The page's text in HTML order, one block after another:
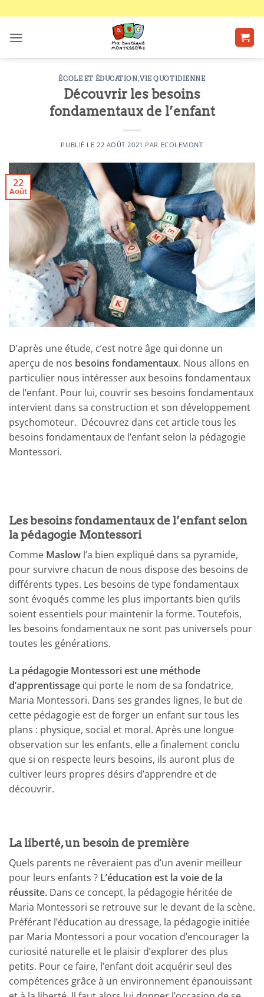
contenu
ÉCOLE ET ÉDUCATION,VIE QUOTIDIENNE
Découvrir les besoins
fondamentaux de l’enfant
PUBLIÉ LE 22 AOÛT 2021 PAR ECOLEMONT
22
Août
D’après une étude, c’est notre âge qui donne un
aperçu de nos besoins fondamentaux. Nous allons en
particulier nous intéresser aux besoins fondamentaux
de l’enfant. Pour lui, couvrir ses besoins fondamentaux
intervient dans sa construction et son développement
psychomoteur. Découvrez dans cet article tous les
besoins fondamentaux de l’enfant selon la pédagogie
Montessori.
Les besoins fondamentaux de l’enfant selon
la pédagogie Montessori
Comme Maslow l’a bien expliqué dans sa pyramide,
pour survivre chacun de nous dispose des besoins de
différents types. Les besoins de type fondamentaux
sont évoqués comme les plus importants bien qu’ils
soient essentiels pour maintenir la forme. Toutefois,
les besoins fondamentaux ne sont pas universels pour
toutes les générations.
La pédagogie Montessori est une méthode
d’apprentissage qui porte le nom de sa fondatrice,
Maria Montessori. Dans ses grandes lignes, le but de
cette pédagogie est de forger un enfant sur tous les
plans : physique, social et moral. Après une longue
observation sur les enfants, elle a finalement conclu
que si on respecte leurs besoins, ils auront plus de
cultiver leurs propres désirs d’apprendre et de
découvrir.
La liberté, un besoin de première
Quels parents ne rêveraient pas d’un avenir meilleur
pour leurs enfants ? L’éducation est la voie de la
réussite. Dans ce concept, la pédagogie héritée de
Maria Montessori se retrouve sur le devant de la scène.
Préférant l’éducation au dressage, la pédagogie initiée
par Maria Montessori a pour vocation d’encourager la
curiosité naturelle et le plaisir d’explorer des plus
petits. Pour ce faire, l’enfant doit acquérir seul des
compétences grâce à un environnement épanouissant